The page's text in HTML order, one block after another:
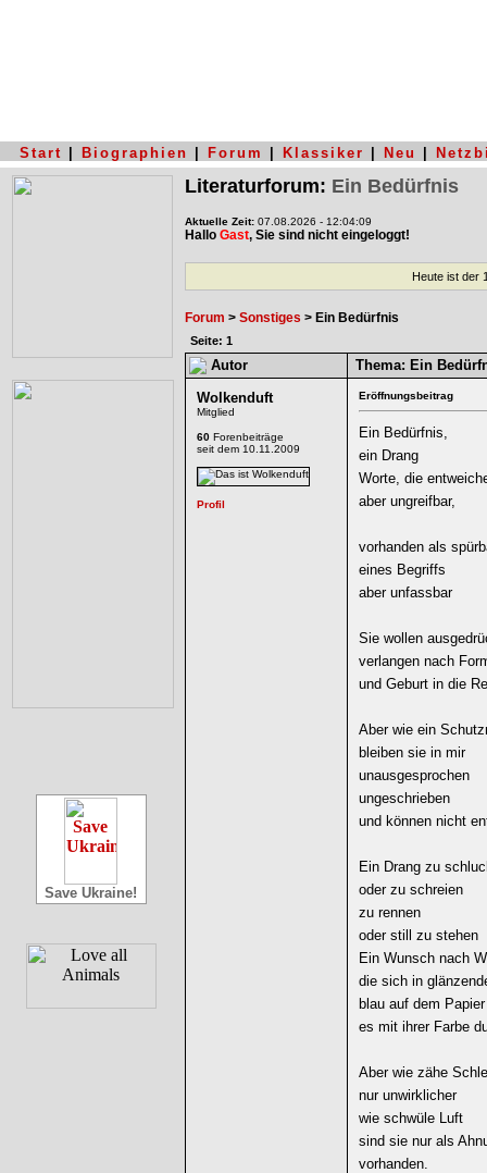
Start Biographien Forum Klassiker Neu
Save Ukraine!
Literaturforum: Ein Bedürfnis
Aktuelle Zeit: 07.08.2026 - 12:04:09
Hallo Gast, Sie sind nicht eingeloggt!
Heute ist der
Forum > Sonstiges > Ein Bedürfnis
Seite: 1
Autor Thema: Ein
Wolkenduft
Mitglied
60 Forenbeiträge
seit dem 10.11.2009
Eröffnungsbeitrag
Ein Bedürfnis,
ein Drang
Worte, die
aber ungreifbar,
vorhanden als
eines Begriffs
aber unfassbar
Sie wollen
verlangen nach
und Geburt in die
Aber wie ein
bleiben sie in mir
unausgesprochen
ungeschrieben
und können nicht
Ein Drang zu
oder zu schreien
zu rennen
oder still zu stehen
Ein Wunsch nach
die sich in
blau auf dem
es mit ihrer Farbe
Aber wie zähe
nur unwirklicher
wie schwüle Luft
sind sie nur als
vorhanden.